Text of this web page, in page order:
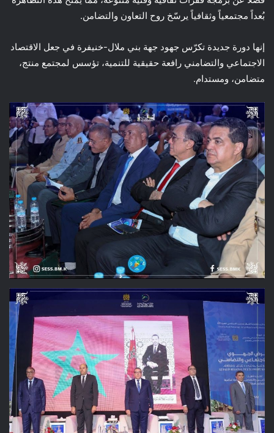
بُعداً مجتمعياً وثقافياً يرسّخ روح التعاون والتضامن.
إنها دورة جديدة تكرّس جهود جهة بني ملال-خنيفرة في جعل الاقتصاد
الاجتماعي والتضامني رافعة حقيقية للتنمية، تؤسس لمجتمع منتج،
متضامن، ومستدام.